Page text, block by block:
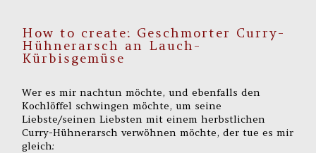
How to create: Geschmorter Curry-
Hühnerarsch an Lauch-
Kürbisgemüse
Wer es mir nachtun möchte, und ebenfalls den
Kochlöffel schwingen möchte, um seine
Liebste/seinen Liebsten mit einem herbstlichen
Curry-Hühnerarsch verwöhnen möchte, der tue es mir
gleich: